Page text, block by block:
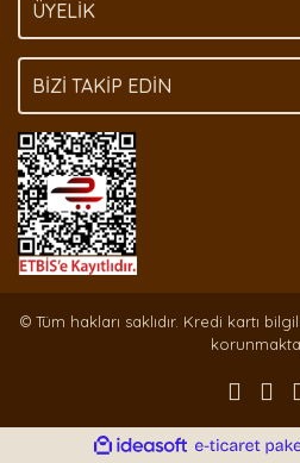
ÜYELİK
BİZİ TAKİP EDİN
© Tüm hakları saklıdır. Kredi kartı
ideasoft